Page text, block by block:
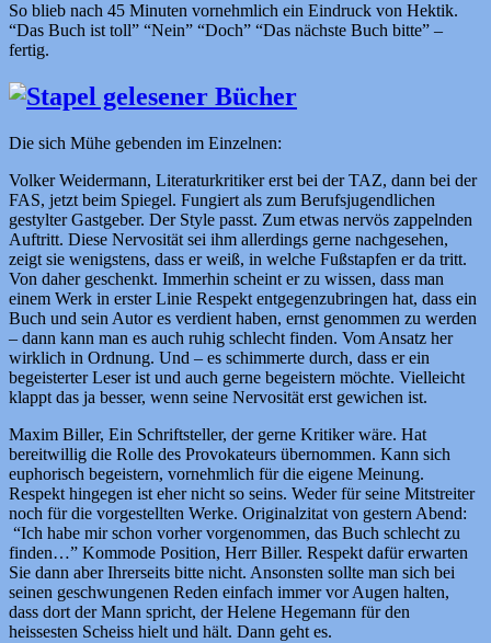
So blieb nach 45 Minuten vornehmlich ein Eindruck von Hektik.
“Das Buch ist toll” “Nein” “Doch” “Das nächste Buch bitte” –
fertig.
Die sich Mühe gebenden im Einzelnen:
Volker Weidermann, Literaturkritiker erst bei der TAZ, dann bei der
FAS, jetzt beim Spiegel. Fungiert als zum Berufsjugendlichen
gestylter Gastgeber. Der Style passt. Zum etwas nervös zappelnden
Auftritt. Diese Nervosität sei ihm allerdings gerne nachgesehen,
zeigt sie wenigstens, dass er weiß, in welche Fußstapfen er da tritt.
Von daher geschenkt. Immerhin scheint er zu wissen, dass man
einem Werk in erster Linie Respekt entgegenzubringen hat, dass ein
Buch und sein Autor es verdient haben, ernst genommen zu werden
– dann kann man es auch ruhig schlecht finden. Vom Ansatz her
wirklich in Ordnung. Und – es schimmerte durch, dass er ein
begeisterter Leser ist und auch gerne begeistern möchte. Vielleicht
klappt das ja besser, wenn seine Nervosität erst gewichen ist.
Maxim Biller, Ein Schriftsteller, der gerne Kritiker wäre. Hat
bereitwillig die Rolle des Provokateurs übernommen. Kann sich
euphorisch begeistern, vornehmlich für die eigene Meinung.
Respekt hingegen ist eher nicht so seins. Weder für seine Mitstreiter
noch für die vorgestellten Werke. Originalzitat von gestern Abend:
“Ich habe mir schon vorher vorgenommen, das Buch schlecht zu
finden…” Kommode Position, Herr Biller. Respekt dafür erwarten
Sie dann aber Ihrerseits bitte nicht. Ansonsten sollte man sich bei
seinen geschwungenen Reden einfach immer vor Augen halten,
dass dort der Mann spricht, der Helene Hegemann für den
heissesten Scheiss hielt und hält. Dann geht es.